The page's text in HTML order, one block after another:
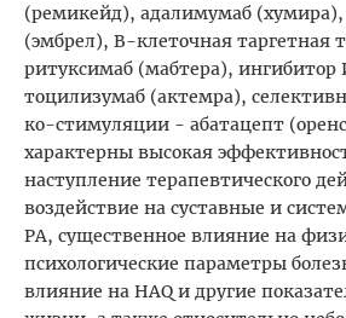
(ремикейд), адалимумаб (хумира),
(эмбрел), В-клеточная таргетная
ритуксимаб (мабтера),
тоцилизумаб (актемра),
ко-стимуляции - абатацепт
характерны высокая
наступление терапевтического
воздействие на суставные и
РА, существенное влияние на
психологические параметры
влияние на HAQ и другие